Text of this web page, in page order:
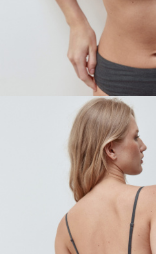
НАТУРАЛЬНЫЕ ТКАНИ
СКОРО В ПРОДАЖЕ
РАСПРОДАЖА ДО -60%
ПОДАРОЧНЫЕ СЕРТИФИКАТЫ
HELLO, ТРОПИКИ
SELA × МАЛЕНЬКИЙ ПРИНЦновое
ПРИМЕРИТЬ ОНЛАЙН
SELA × HELLO KITTY
СКОРО В ПРОДАЖЕ